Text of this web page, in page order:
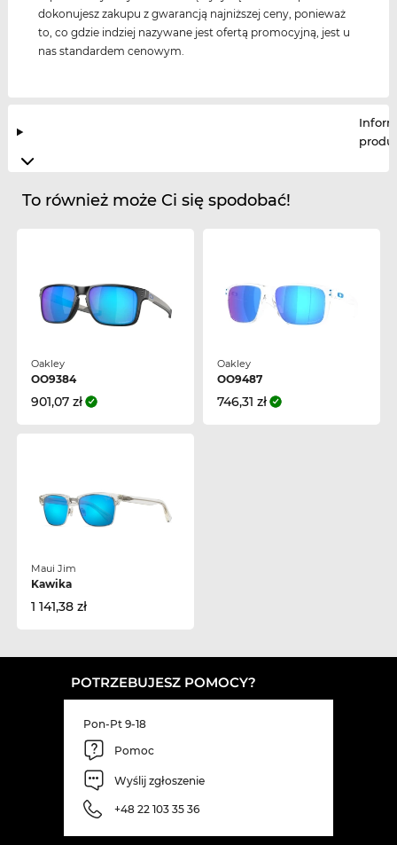
dokonujesz zakupu z gwarancją najniższej ceny, ponieważ
to, co gdzie indziej nazywane jest ofertą promocyjną, jest u
nas standardem cenowym.
To również może Ci się spodobać!
Oakley
OO9384
901,07 zł
Oakley
OO9487
746,31 zł
Maui Jim
Kawika
1 141,38 zł
POTRZEBUJESZ POMOCY?
Pon-Pt 9-18
Pomoc
Wyślij zgłoszenie
+48 22 103 35 36